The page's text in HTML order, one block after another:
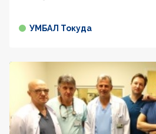
УМБАЛ Токуда